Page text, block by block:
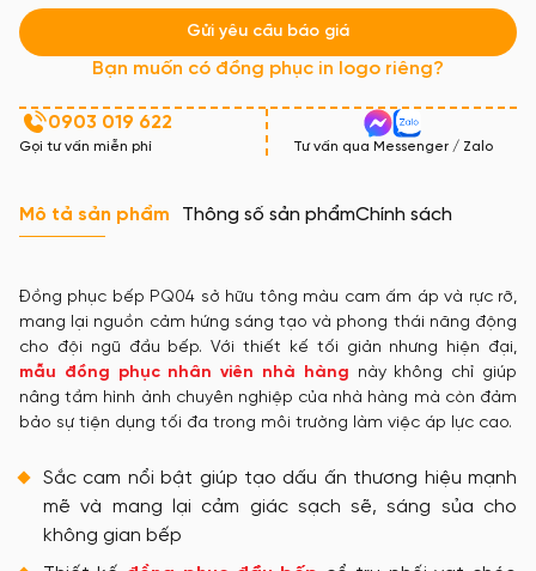
Gửi yêu cầu báo giá
Bạn muốn có đồng phục in logo riêng?
0903 019 622
Gọi tư vấn miễn phí Tư vấn qua Messenger / Zalo
Mô tả sản phẩm Thông số sản phẩmChính sách
Đồng phục bếp PQ04 sở hữu tông màu cam ấm áp và rực rỡ,
mang lại nguồn cảm hứng sáng tạo và phong thái năng động
cho đội ngũ đầu bếp. Với thiết kế tối giản nhưng hiện đại,
mẫu đồng phục nhân viên nhà hàng này không chỉ giúp
nâng tầm hình ảnh chuyên nghiệp của nhà hàng mà còn đảm
bảo sự tiện dụng tối đa trong môi trường làm việc áp lực cao.
Sắc cam nổi bật giúp tạo dấu ấn thương hiệu mạnh
mẽ và mang lại cảm giác sạch sẽ, sáng sủa cho
không gian bếp